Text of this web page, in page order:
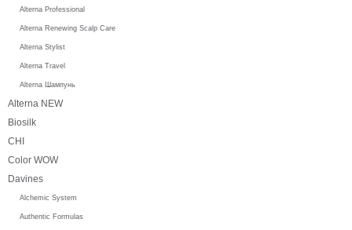
Alterna Professional
Alterna Renewing Scalp Care
Alterna Stylist
Alterna Travel
Alterna Шампунь
Alterna NEW
Biosilk
CHI
Color WOW
Davines
Alchemic System
Authentic Formulas